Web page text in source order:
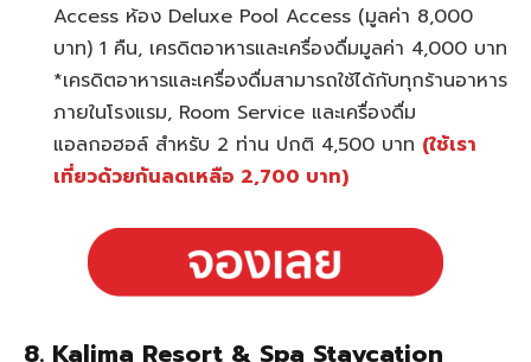
Access ห้อง Deluxe Pool Access (มูลค่า 8,000
บาท) 1 คืน, เครดิตอาหารและเครื่องดื่มมูลค่า 4,000 บาท
*เครดิตอาหารและเครื่องดื่มสามารถใช้ได้กับทุกร้านอาหาร
ภายในโรงแรม, Room Service และเครื่องดื่ม
แอลกอฮอล์ สำหรับ 2 ท่าน ปกติ 4,500 บาท (ใช้เรา
เที่ยวด้วยกันลดเหลือ 2,700 บาท)